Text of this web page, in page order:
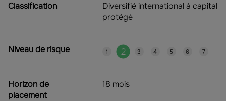
Classification
Diversifié international à capital
protégé
Niveau de risque 1 2 3 4 5 6 7
Horizon de
placement
18 mois